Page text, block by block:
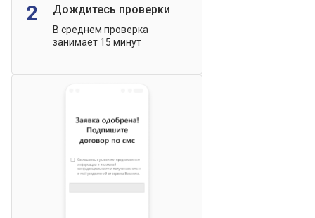
2 Дождитесь проверки
В среднем проверка
занимает 15 минут